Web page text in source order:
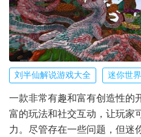
刘半仙解说游戏大全 迷你世
一款非常有趣和富有创造性的
富的玩法和社交互动，让玩家
力。尽管存在一些问题，但迷